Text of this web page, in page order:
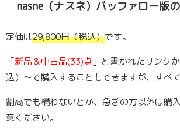
nasne（ナスネ）バッファロー版
定価は29,800円（税込）です。
「新品＆中古品(33)点 」と書かれたリンク
込）〜で購入することもできますが、すべて
割高でも構わないとか、急ぎの方以外は購
意ください。